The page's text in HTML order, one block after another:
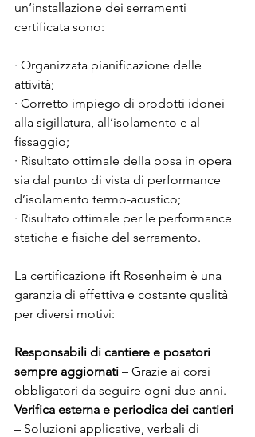
un’installazione dei serramenti
certificata sono:
· Organizzata pianificazione delle
attività;
· Corretto impiego di prodotti idonei
alla sigillatura, all’isolamento e al
fissaggio;
· Risultato ottimale della posa in opera
sia dal punto di vista di performance
d’isolamento termo-acustico;
· Risultato ottimale per le performance
statiche e fisiche del serramento.
La certificazione ift Rosenheim è una
garanzia di effettiva e costante qualità
per diversi motivi:
Responsabili di cantiere e posatori
sempre aggiornati – Grazie ai corsi
obbligatori da seguire ogni due anni.
Verifica esterna e periodica dei cantieri
– Soluzioni applicative, verbali di